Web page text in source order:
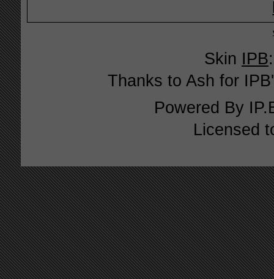
Skin IPB
Thanks to Ash for
Powered By
Licensed